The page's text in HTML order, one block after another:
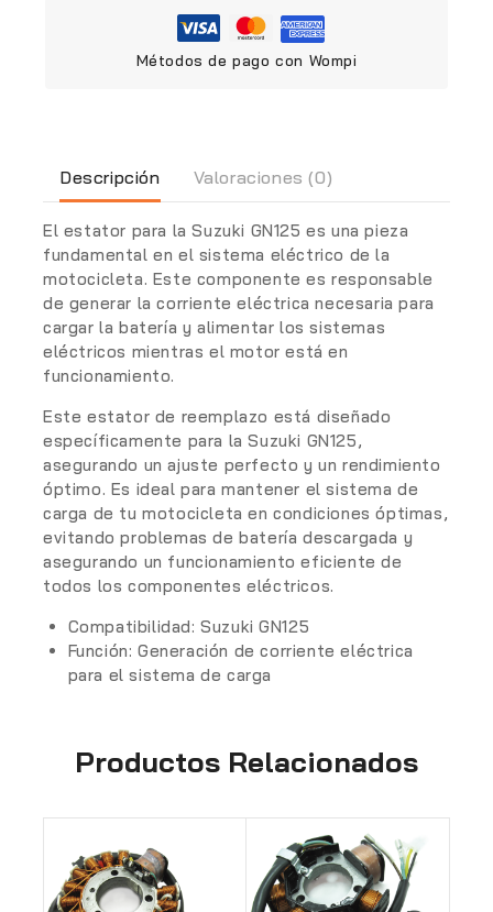
Métodos de pago con Wompi
Descripción Valoraciones (0)
El estator para la Suzuki GN125 es una pieza
fundamental en el sistema eléctrico de la
motocicleta. Este componente es responsable
de generar la corriente eléctrica necesaria para
cargar la batería y alimentar los sistemas
eléctricos mientras el motor está en
funcionamiento.
Este estator de reemplazo está diseñado
específicamente para la Suzuki GN125,
asegurando un ajuste perfecto y un rendimiento
óptimo. Es ideal para mantener el sistema de
carga de tu motocicleta en condiciones óptimas,
evitando problemas de batería descargada y
asegurando un funcionamiento eficiente de
todos los componentes eléctricos.
Compatibilidad: Suzuki GN125
Función: Generación de corriente eléctrica
para el sistema de carga
Productos Relacionados